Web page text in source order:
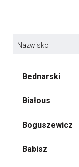
Nazwisko
Bednarski
Białous
Boguszewicz
Babisz